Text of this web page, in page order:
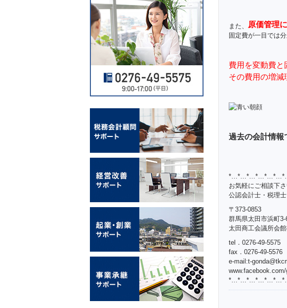
また、 原価管理
固定費が一目では
費用を変動費と
その費用の増減
過去の会計情報
お気軽にご相談下さ
公認会計士・税理
〒373-0853
群馬県太田市浜町3-
太田商工会議所会
tel．0276-49-5575
fax．0276-49-5576
e-mail:t-